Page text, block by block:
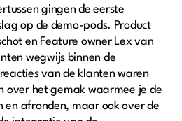
gingen de eerste
op de demo-pods. Product
en Feature owner Lex van
wegwijs binnen de
van de klanten waren
over het gemak waarmee je de
en afronden, maar ook over de